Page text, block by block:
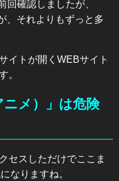
回確認しましたが、
、それよりもずっと多
イトが開くWEBサイト
。
ニメ）」は危険
セスしただけでここま
なりますね。